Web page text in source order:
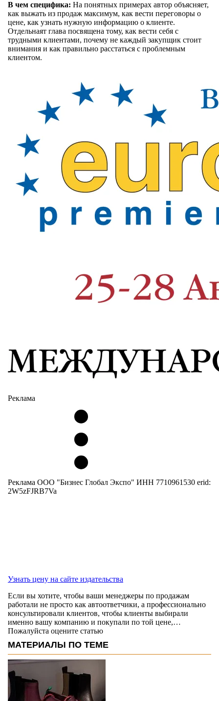
В чем специфика: На понятных примерах автор объясняет,
как выжать из продаж максимум, как вести переговоры о
цене, как узнать нужную информацию о клиенте.
Отдельнаят глава посвящена тому, как вести себя с
трудными клиентами, почему не каждый закупщик стоит
внимания и как правильно расстаться с проблемным
клиентом.
Реклама
Реклама ООО "Бизнес Глобал Экспо" ИНН 7710961530 erid:
2W5zFJRB7Va
Узнать цену на сайте издательства
Если вы хотите, чтобы ваши менеджеры по продажам
работали не просто как автоответчики, а профессионально
консультировали клиентов, чтобы клиенты выбирали
именно вашу компанию и покупали по той цене,…
Пожалуйста оцените статью
МАТЕРИАЛЫ ПО ТЕМЕ